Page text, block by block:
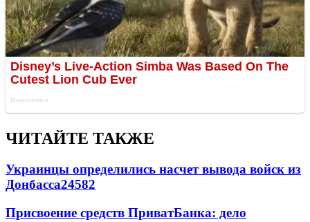
ЧИТАЙТЕ ТАКЖЕ
Украинцы определились насчет вывода войск из
Донбасса24582
Присвоение средств ПриватБанка: дело